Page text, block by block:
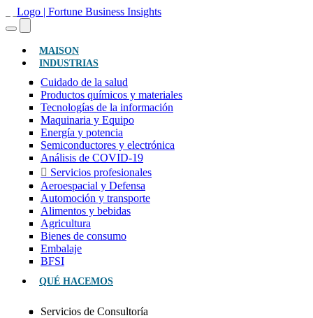
MAISON(ACTUAL)
INDUSTRIAS
Cuidado de la salud
Productos químicos y materiales
Tecnologías de la información
Maquinaria y Equipo
Energía y potencia
Semiconductores y electrónica
Análisis de COVID-19
Servicios profesionales
Aeroespacial y Defensa
Automoción y transporte
Alimentos y bebidas
Agricultura
Bienes de consumo
Embalaje
BFSI
QUÉ HACEMOS
Servicios de Consultoría